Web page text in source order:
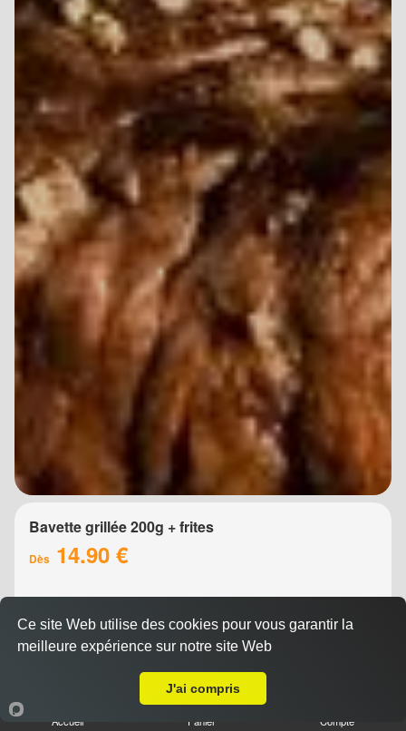
Bavette grillée 200g + frites
Dès 14.90 €
Accueil Panier Compte
Ce site Web utilise des cookies pour vous garantir la
meilleure expérience sur notre site Web
J'ai compris